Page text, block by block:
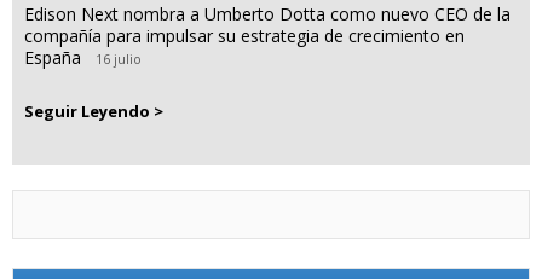
Edison Next nombra a Umberto Dotta como nuevo CEO de la
compañía para impulsar su estrategia de crecimiento en
España
16 julio
Seguir Leyendo >